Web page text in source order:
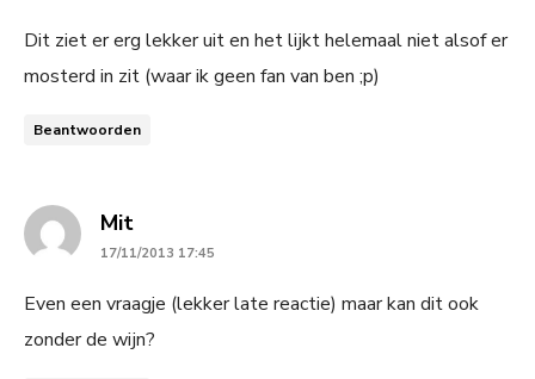
Dit ziet er erg lekker uit en het lijkt helemaal niet alsof er
mosterd in zit (waar ik geen fan van ben ;p)
Beantwoorden
Mitsays:
17/11/2013 17:45
Even een vraagje (lekker late reactie) maar kan dit ook
zonder de wijn?